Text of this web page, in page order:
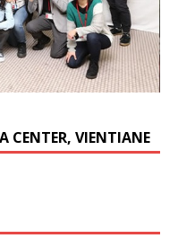
CENTER, VIENTIANE